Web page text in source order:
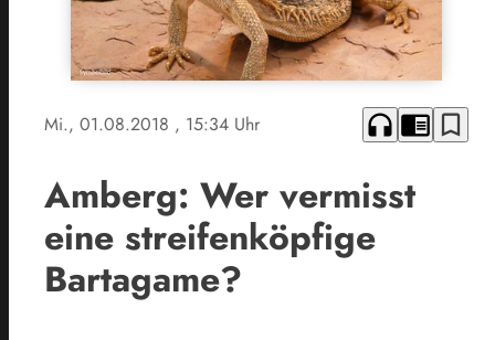
Mi., 01.08.2018 , 15:34 Uhr headphones chrome_reader_mode bookmark_border
Amberg: Wer vermisst
eine streifenköpfige
Bartagame?